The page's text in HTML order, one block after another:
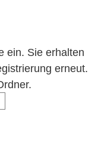
ein. Sie erhalten
erneut.